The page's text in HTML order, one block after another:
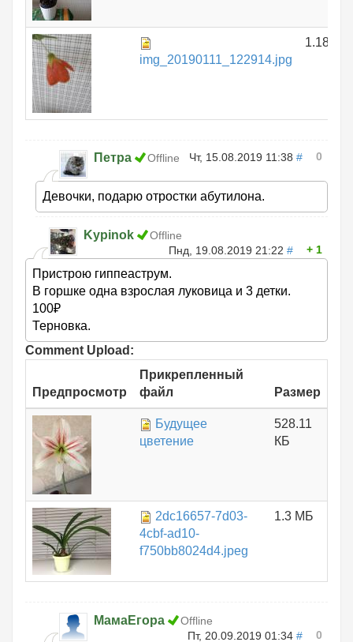
img_20190111_122914.jpg
1.18 МБ
Петра Offline Чт, 15.08.2019 11:38 # 0
Девочки, подарю отростки абутилона.
Kypinok
Offline
Пнд, 19.08.2019 21:22 # 1
Пристрою гиппеаструм.
В горшке одна взрослая луковица и 3 детки.
100₽
Терновка.
Comment Upload:
Предпросмотр
Прикрепленный
файл
Размер
Будущее
цветение
528.11
КБ
2dc16657-7d03-
4cbf-ad10-
f750bb8024d4.jpeg
1.3 МБ
МамаЕгора
Offline
Пт, 20.09.2019 01:34 # 0